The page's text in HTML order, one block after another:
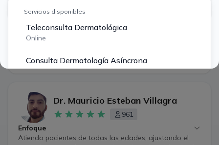
Particular o Isapre $ 40.000
Servicios disponibles
Teleconsulta Dermatológica
Online
Consulta Dermatología Asíncrona
Asíncrono
9 10
Primera hora disponible
Dr. Mauricio Esteban Villagra
961
Enfoque
Atiendo pacientes de todas las edades, ajustando el